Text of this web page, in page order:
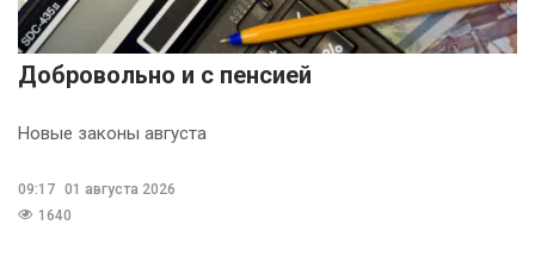
Добровольно и с пенсией
Новые законы августа
09:17 01 августа 2026
1640